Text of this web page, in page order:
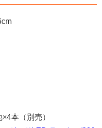
本（別売）